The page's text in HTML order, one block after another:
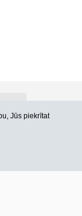
Jūs piekrītat